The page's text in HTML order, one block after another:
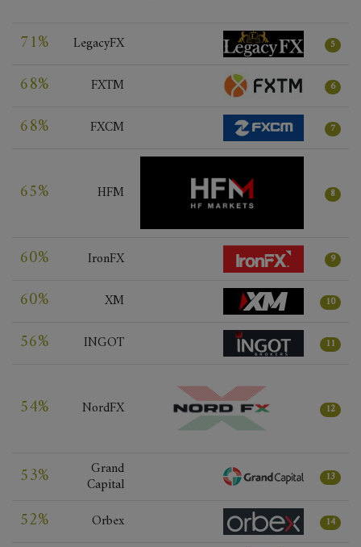
71% LegacyFX 5
68% FXTM 6
68% FXCM 7
65% HFM 8
60% IronFX 9
60% XM 10
56% INGOT 11
54% NordFX 12
53% Grand
Capital 13
52% Orbex 14